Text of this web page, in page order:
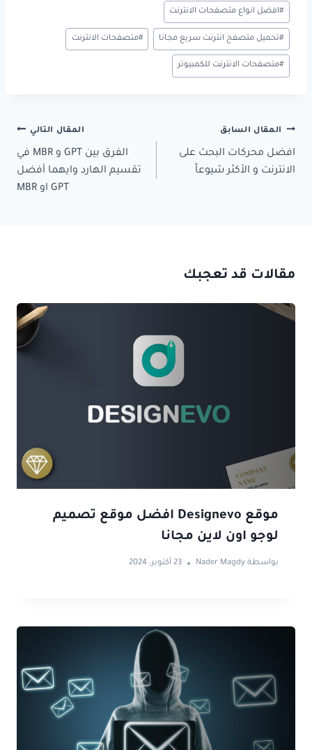
#افضل انواع متصفحات الانترنت
#تحميل متصفح انترنت سريع مجانا #متصفحات الانترنت
#متصفحات الانترنت للكمبيوتر
تصفّح
المقالات
المقال السابق
افضل محركات البحث على
الانترنت و الأكثر شيوعاً
المقال التالي
الفرق بين GPT و MBR في
تقسيم الهارد وايهما أفضل
GPT او MBR
مقالات قد تعجبك
موقع Designevo افضل موقع تصميم
لوجو اون لاين مجانا
بواسطة Nader Magdy 23 أكتوبر، 2024